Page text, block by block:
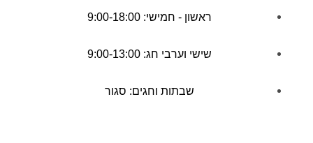
ראשון - חמישי: 9:00-18:00
שישי וערבי חג: 9:00-13:00
שבתות וחגים: סגור